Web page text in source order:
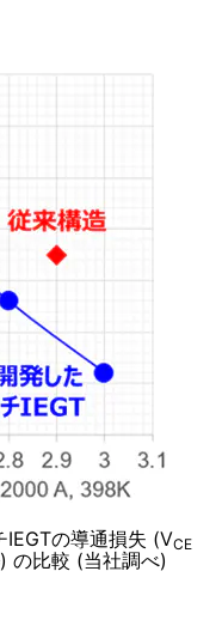
IEGTの導通損失 (VCE
) の比較 (当社調べ)